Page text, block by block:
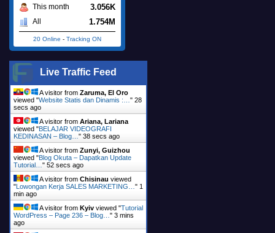
This month 3.056K
All 1.754M
20 Online - Tracking ON
Live Traffic Feed
A visitor from Zaruma, El Oro
viewed "Website Statis dan Dinamis :… " 29
secs ago
A visitor from Ariana, Lariana
viewed "BELAJAR VIDEOGRAFI
KEDINASAN – Blog… " 39 secs ago
A visitor from Zunyi, Guizhou
viewed "Blog Okuta – Dapatkan Update
Tutorial… " 53 secs ago
A visitor from Chisinau viewed
"Lowongan Kerja SALES MARKETING… " 1
min ago
A visitor from Kyiv viewed "Tutorial
WordPress – Page 236 – Blog… " 3 mins
ago